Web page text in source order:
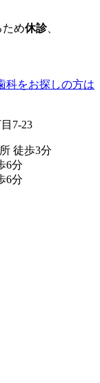
ため休診、
7-23
徒歩3分
6分
6分